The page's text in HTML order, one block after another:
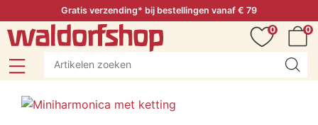
Gratis verzending* bij bestellingen vanaf € 79
0
0